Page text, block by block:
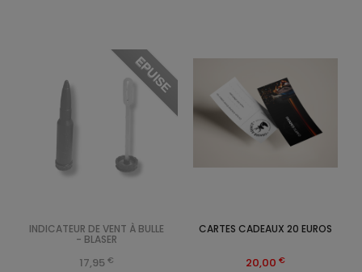
CARTES CADEAUX 20 EUROS
20,00 €
EPUISE
INDICATEUR DE VENT À BULLE
- BLASER
17,95 €